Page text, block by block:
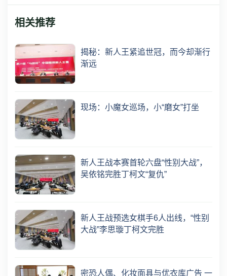
相关推荐
揭秘：新人王紧追世冠，而今却渐行
渐远
现场：小魔女巡场，小“磨女”打坐
新人王战本赛首轮六盘“性别大战”，
吴依铭完胜丁柯文“复仇”
新人王战预选女棋手6人出线，“性别
大战”李思璇丁柯文完胜
密恐人偶、化妆面具与优衣库广告 一